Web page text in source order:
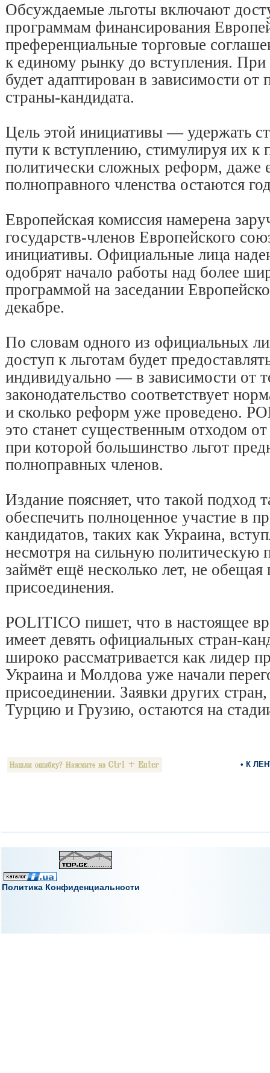
Обсуждаемые льготы включают
программам финансирования
преференциальные торговые
к единому рынку до вступления. При
будет адаптирован в зависимости от
страны-кандидата.
Цель этой инициативы — удержать
пути к вступлению, стимулируя их к
политически сложных реформ, даже
полноправного членства остаются
Европейская комиссия намерена
государств-членов Европейского
инициативы. Официальные лица
одобрят начало работы над более
программой на заседании
декабре.
По словам одного из официальных
доступ к льготам будет
индивидуально — в зависимости от
законодательство соответствует
и сколько реформ уже проведено.
это станет существенным отходом
при которой большинство льгот
полноправных членов.
Издание поясняет, что такой подход
обеспечить полноценное участие в
кандидатов, таких как Украина,
несмотря на сильную политическую
займёт ещё несколько лет, не
присоединения.
POLITICO пишет, что в настоящее
имеет девять официальных стран-
широко рассматривается как лидер
Украина и Молдова уже начали
присоединении. Заявки других
Турцию и Грузию, остаются на
• К
Политика Конфиденциальности